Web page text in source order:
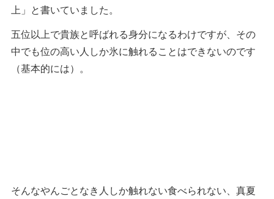
上」と書いていました。
五位以上で貴族と呼ばれる身分になるわけですが、その
中でも位の高い人しか氷に触れることはできないのです
（基本的には）。
そんなやんごとなき人しか触れない食べられない、真夏